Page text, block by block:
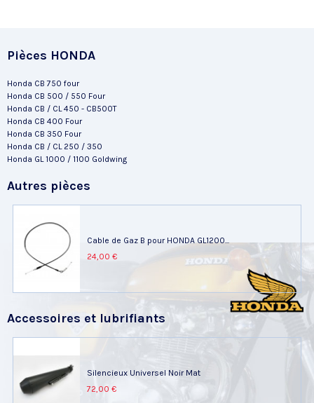
Pièces HONDA
Honda CB 750 four
Honda CB 500 / 550 Four
Honda CB / CL 450 - CB500T
Honda CB 400 Four
Honda CB 350 Four
Honda CB / CL 250 / 350
Honda GL 1000 / 1100 Goldwing
Autres pièces
Cable de Gaz B pour HONDA GL1200...
24,00 €
Accessoires et lubrifiants
Silencieux Universel Noir Mat
72,00 €